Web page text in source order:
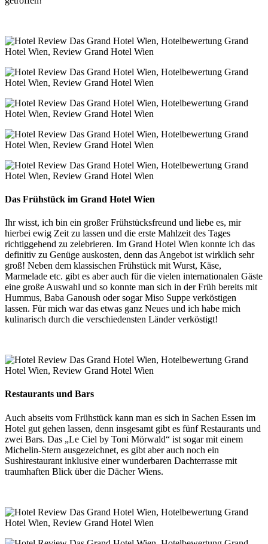
Das Frühstück im Grand Hotel Wien
Ihr wisst, ich bin ein großer Frühstücksfreund und liebe es, mir
hierbei ewig Zeit zu lassen und die erste Mahlzeit des Tages
richtiggehend zu zelebrieren. Im Grand Hotel Wien konnte ich das
definitiv zu Genüge auskosten, denn das Angebot ist wirklich sehr
groß! Neben dem klassischen Frühstück mit Wurst, Käse,
Marmelade etc. gibt es aber auch für die vielen internationalen Gäste
eine große Auswahl und so konnte man sich in der Früh bereits mit
Hummus, Baba Ganoush oder sogar Miso Suppe verköstigen
lassen. Für mich war das etwas ganz Neues und ich habe mich
kulinarisch durch die verschiedensten Länder verköstigt!
Restaurants und Bars
Auch abseits vom Frühstück kann man es sich in Sachen Essen im
Hotel gut gehen lassen, denn insgesamt gibt es fünf Restaurants und
zwei Bars. Das „Le Ciel by Toni Mörwald“ ist sogar mit einem
Michelin-Stern ausgezeichnet, es gibt aber auch noch ein
Sushirestaurant inklusive einer wunderbaren Dachterrasse mit
traumhaften Blick über die Dächer Wiens.